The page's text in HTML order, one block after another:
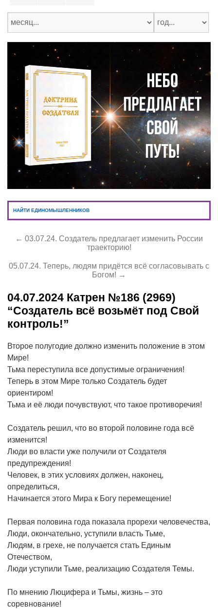
НАЙТИ ЕДИНОМЫШЛЕННИКОВ
← 03.07.24. Создатель предлагает изменить России
траекторию!
05.07.24. Теперь, людям придётся всё согласовывать с
Богом! →
04.07.2024 Катрен №186 (2969)
“Создатель всё возьмёт под Свой
контроль!”
Второе полугодие должно изменить положение в этом
Мире!
Тьма переступила все допустимые ограничения!
Теперь в этом Мире только Создатель будет
ориентиром!
Тьма и её люди почувствуют, что такое противоречия!
Создатель решил, что во второй половине года всё
изменится!
Люди во власти уже получили от Создателя
предупреждения!
Человек, в этих условиях должен, наконец,
определиться,
Начинается этого Мира к Богу перемещение!
Первая половина года показала прорехи человечества,
Люди, окончательно, уступили власть Тьме,
Людям, в грехе, не получается стать Единым
Отечеством,
Люди уступили Тьме, реализацию Создателя Темы.
По мнению Люцифера и Тьмы, жизнь – это
соревнование!